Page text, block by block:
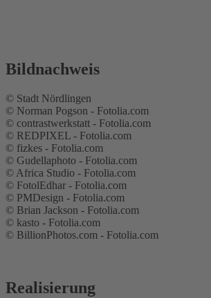
Bildnachweis
© Stadt Nördlingen
© Norman Pogson - Fotolia.com
© contrastwerkstatt - Fotolia.com
© REDPIXEL - Fotolia.com
© fizkes - Fotolia.com
© Gudellaphoto - Fotolia.com
© Africa Studio - Fotolia.com
© FotolEdhar - Fotolia.com
© PMDesign - Fotolia.com
© Brian Jackson - Fotolia.com
© kasto - Fotolia.com
© BillionPhotos.com - Fotolia.com
Realisierung